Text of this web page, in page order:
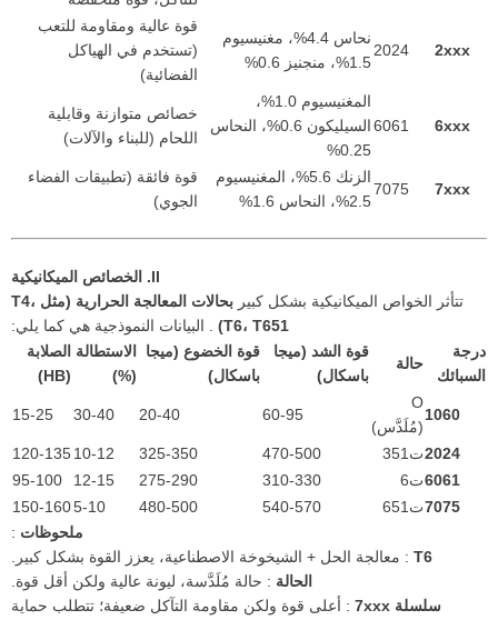
2xxx
2024
نحاس 4.4%، مغنيسيوم
1.5%، منجنيز 0.6%
قوة عالية ومقاومة للتعب
(تستخدم في الهياكل
الفضائية)
6xxx
6061
المغنيسيوم 1.0%،
السيليكون 0.6%، النحاس
0.25%
خصائص متوازنة وقابلية
اللحام (للبناء والآلات)
7xxx
7075
الزنك 5.6%، المغنيسيوم
2.5%، النحاس 1.6%
قوة فائقة (تطبيقات الفضاء
الجوي)
II. الخصائص الميكانيكية
تتأثر الخواص الميكانيكية بشكل كبير
بحالات المعالجة الحرارية (مثل T4،
T6، T651)
. البيانات النموذجية هي كما يلي:
درجة
السبائك
حالة
قوة الشد (ميجا
باسكال)
قوة الخضوع (ميجا
باسكال)
الاستطالة
(%)
الصلابة
(HB)
1060
O
(مُلَدَّس)
60-95
20-40
30-40
15-25
2024ت351 470-500
325-350
10-12
120-135
6061ت6 310-330
275-290
12-15
95-100
7075ت651 540-570
480-500
5-10
150-160
ملحوظات :
T6 : معالجة الحل + الشيخوخة الاصطناعية، يعزز القوة بشكل كبير.
الحالة : حالة مُلَدَّسة، ليونة عالية ولكن أقل قوة.
سلسلة 7xxx
: أعلى قوة ولكن مقاومة التآكل ضعيفة؛ تتطلب حماية